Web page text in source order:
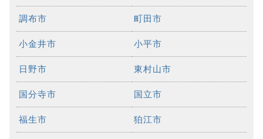
調布市 町田市
小金井市 小平市
日野市 東村山市
国分寺市 国立市
福生市 狛江市